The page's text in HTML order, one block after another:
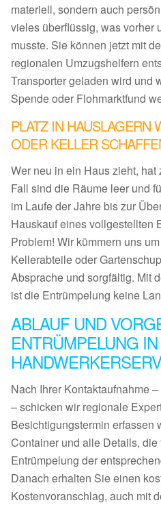
materiell, sondern auch
vieles überflüssig, was vorher
musste. Sie können jetzt mit
regionalen Umzugshelfern
Transporter geladen wird und
Spende oder Flohmarktfund
PLATZ IN HAUSLAGERN
ODER KELLER
Wer neu in ein Haus zieht, hat
Fall sind die Räume leer und
im Laufe der Jahre bis zur
Hauskauf eines vollgestellten
Problem! Wir kümmern uns
Kellerabteile oder
Absprache und sorgfältig. Mit
ist die Entrümpelung keine
ABLAUF UND
ENTRÜMPELUNG
Nach Ihrer Kontaktaufnahme
– schicken wir regionale
Besichtigungstermin erfassen
Container und alle Details,
Entrümpelung der
Danach erhalten Sie einen
Kostenvoranschlag, auch mit